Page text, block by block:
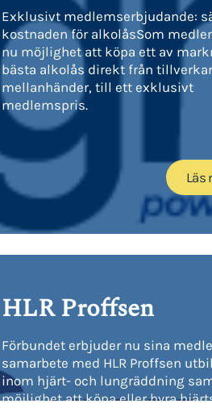
Exklusivt medlemserbjudande:
kostnaden för alkolåsSom
nu möjlighet att köpa ett av
bästa alkolås direkt från
mellanhänder, till ett exklusivt
medlemspris.
Läs
HLR Proffsen
Förbundet erbjuder nu sina
samarbete med HLR Proffsen
inom hjärt- och lungräddning
möjlighet att köpa eller hyra